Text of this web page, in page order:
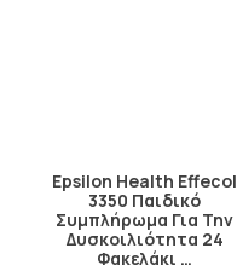
Epsilon Health Effecol
3350 Παιδικό
Συμπλήρωμα Για Την
Δυσκοιλιότητα 24
Φακελάκι …